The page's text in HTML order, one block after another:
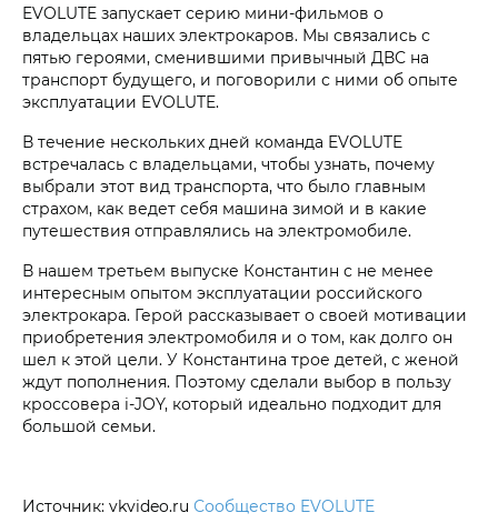
EVOLUTE запускает серию мини-фильмов о
владельцах наших электрокаров. Мы связались с
пятью героями, сменившими привычный ДВС на
транспорт будущего, и поговорили с ними об опыте
эксплуатации EVOLUTE.
В течение нескольких дней команда EVOLUTE
встречалась с владельцами, чтобы узнать, почему
выбрали этот вид транспорта, что было главным
страхом, как ведет себя машина зимой и в какие
путешествия отправлялись на электромобиле.
В нашем третьем выпуске Константин с не менее
интересным опытом эксплуатации российского
электрокара. Герой рассказывает о своей мотивации
приобретения электромобиля и о том, как долго он
шел к этой цели. У Константина трое детей, с женой
ждут пополнения. Поэтому сделали выбор в пользу
кроссовера i‑JOY, который идеально подходит для
большой семьи.
Источник: vkvideo.ru Сообщество EVOLUTE